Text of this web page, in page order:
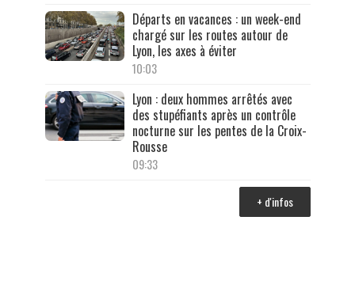
Départs en vacances : un week-end
chargé sur les routes autour de
Lyon, les axes à éviter
10:03
Lyon : deux hommes arrêtés avec
des stupéfiants après un contrôle
nocturne sur les pentes de la Croix-
Rousse
09:33
+ d'infos